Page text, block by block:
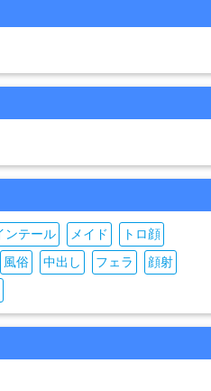
ンテール メイド
トロ顔
風俗 中出し フェラ
顔射